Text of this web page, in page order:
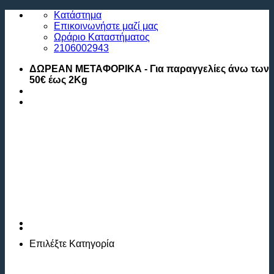
Μετάβαση
περιεχόμενο
Κατάστημα
Επικοινωνήστε μαζί μας
Ωράριο Καταστήματος
2106002943
ΔΩΡΕΑΝ ΜΕΤΑΦΟΡΙΚΑ - Για παραγγελίες άνω των
50€ έως 2Kg
Επιλέξτε Κατηγορία